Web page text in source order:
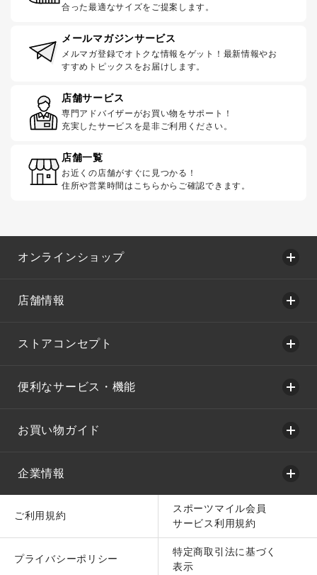
合った最適なサイズをご提案します。
メールマガジンサービス
メルマガ登録でオトクな情報をゲット！最新情報やお
すすめトピックスをお届けします。
店舗サービス
専門アドバイザーがお買い物をサポート！
充実したサービスを是非ご利用ください。
店舗一覧
お近くの店舗がすぐに見つかる！
住所や営業時間はこちらからご確認できます。
オンラインショップ
店舗情報
ストアコンセプト
便利なサービス・機能
お買い物ガイド
企業情報
ご利用規約
スポーツマイル会員
サービス利用規約
プライバシーポリシー
特定商取引法に基づく
表示